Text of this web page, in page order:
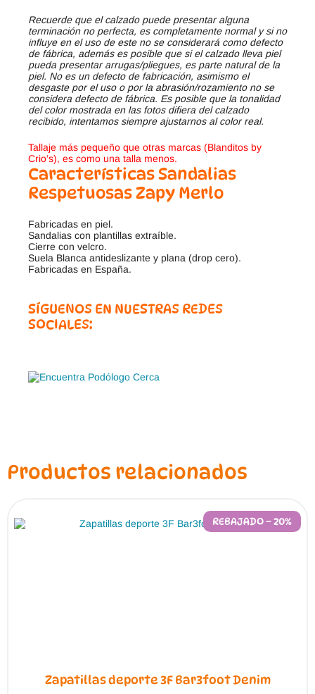
Recuerde que el calzado puede presentar alguna
terminación no perfecta, es completamente normal y si no
influye en el uso de este no se considerará como defecto
de fábrica, además es posible que si el calzado lleva piel
pueda presentar arrugas/pliegues, es parte natural de la
piel. No es un defecto de fabricación, asimismo el
desgaste por el uso o por la abrasión/rozamiento no se
considera defecto de fábrica. Es posible que la tonalidad
del color mostrada en las fotos difiera del calzado
recibido, intentamos siempre ajustarnos al color real.
Tallaje más pequeño que otras marcas (Blanditos by
Crio’s), es como una talla menos.
Características Sandalias
Respetuosas Zapy Merlo
Fabricadas en piel.
Sandalias con plantillas extraíble.
Cierre con velcro.
Suela Blanca antideslizante y plana (drop cero).
Fabricadas en España.
SÍGUENOS EN NUESTRAS REDES
SOCIALES:
Productos relacionados
REBAJADO – 20%
Zapatillas deporte 3F Bar3foot Denim